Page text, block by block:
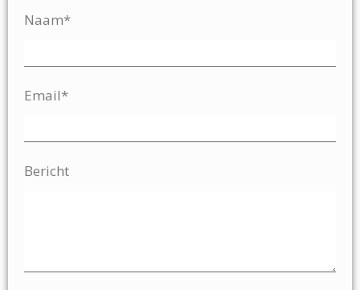
Naam*
Email*
Bericht